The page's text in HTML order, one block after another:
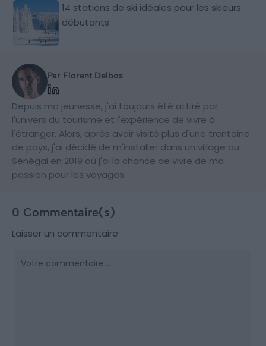
14 stations de ski idéales pour les skieurs
débutants
Par Florent Delbos
Depuis ma jeunesse, j'ai toujours été attiré par
l'univers du tourisme et l'expérience de vivre à
l'étranger. Alors, après avoir visité plus d'une trentaine
de pays, j'ai décidé de m'installer dans un village au
Sénégal en 2019 où j'ai la chance de vivre de ma
passion pour les voyages.
0 Commentaire(s)
Laisser un commentaire